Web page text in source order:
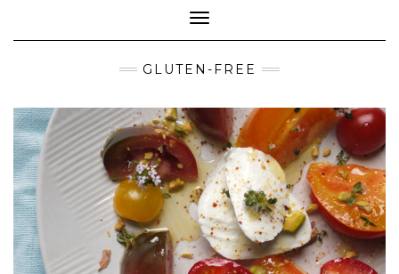
Toggle Navigation
GLUTEN-FREE